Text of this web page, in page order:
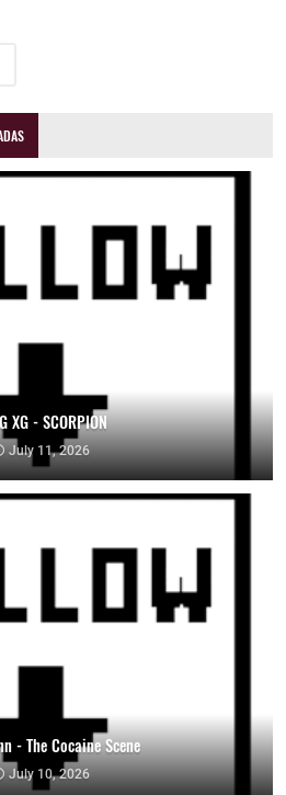
XG - SCORPION
July 11, 2026
- The Cocaine Scene
July 10, 2026